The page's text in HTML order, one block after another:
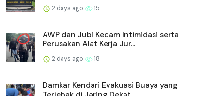
2 days ago 15
AWP dan Jubi Kecam Intimidasi serta
Perusakan Alat Kerja Jur...
2 days ago 18
Damkar Kendari Evakuasi Buaya yang